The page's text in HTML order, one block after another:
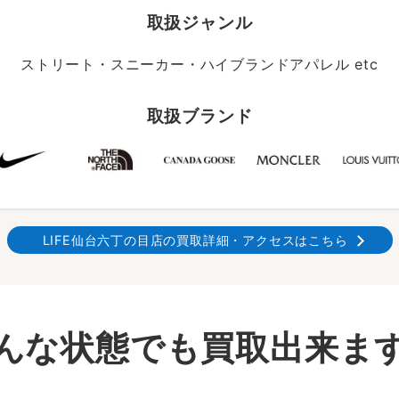
取扱ジャンル
ストリート・スニーカー・ハイブランドアパレル etc
取扱ブランド
LIFE仙台六丁の目店の買取詳細・アクセスはこちら
な状態でも買取出来ま